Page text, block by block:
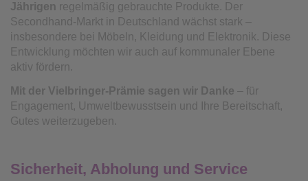
J ährigen regelmäßig gebrauchte Produkte. Der
Secondhand-Markt in Deutschland wächst stark –
insbesondere bei Möbeln, Kleidung und Elektronik. Diese
Entwicklung möchten wir auch auf kommunaler Ebene
aktiv fördern.
Mit der Vielbringer-Prämie sagen wir Danke – für
Engagement, Umweltbewusstsein und Ihre Bereitschaft,
Gutes weiterzugeben.
Sicherheit, Abholung und Service